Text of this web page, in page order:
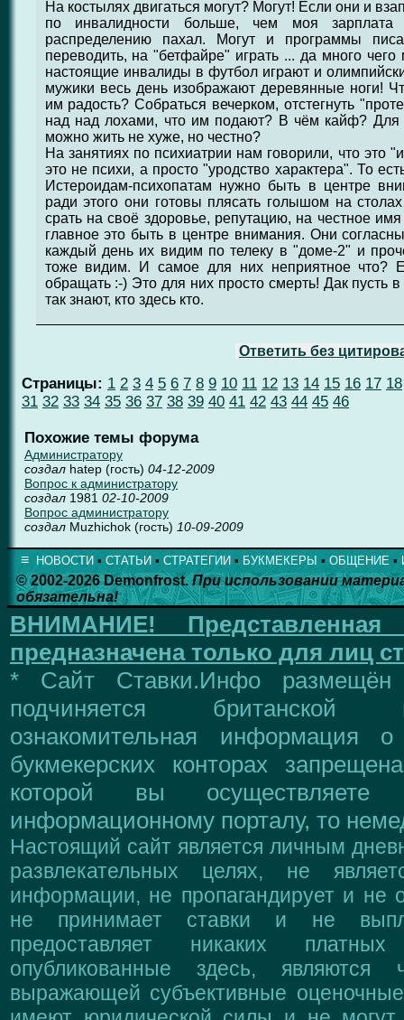
На костылях двигаться могут? Могут! Если они и
по инвалидности больше, чем моя
распределению пахал. Могут и программы
переводить, на "бетфайре" играть ... да много чего
настоящие инвалиды в футбол играют и
мужики весь день изображают деревянные ноги!
им радость? Собраться вечерком, отстегнуть
над над лохами, что им подают? В чём кайф? Для
можно жить не хуже, но честно?
На занятиях по психиатрии нам говорили, что это
это не психи, а просто "уродство характера". То
Истероидам-психопатам нужно быть в центре
ради этого они готовы плясать голышом на
срать на своё здоровье, репутацию, на честное
главное это быть в центре внимания. Они
каждый день их видим по телеку в "доме-2" и
тоже видим. И самое для них неприятное что?
обращать :-) Это для них просто смерть! Дак пусть
так знают, кто здесь кто.
Ответить без
Страницы: 1 2 3 4 5 6 7 8 9 10 11 12 13 14 15 16 17 18
31 32 33 34 35 36 37 38 39 40 41 42 43 44 45 46
Похожие темы форума
Администратору
создал hatep (гость) 04-12-2009
Вопрос к администратору
создал 1981 02-10-2009
Вопрос администратору
создал Muzhichok (гость) 10-09-2009
≡ НОВОСТИ ▪ СТАТЬИ ▪ СТРАТЕГИИ ▪ БУКМЕКЕРЫ ▪ ОБЩЕНИЕ ▪
© 2002-2026 Demonfrost.При использовании
обязательна!
ВНИМАНИЕ!
предназначена только для лиц
* Сайт Ставки.Инфо размещён
подчиняется британской
ознакомительная информация
букмекерских конторах
которой вы
информационному порталу, то
Настоящий сайт является личным
развлекательных целях, не
информации, не пропагандирует и не
не принимает ставки и не
предоставляет никаких
опубликованные здесь, являются
выражающей субъективные